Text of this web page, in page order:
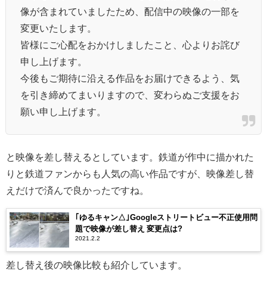
像が含まれていましたため、配信中の映像の一部を
変更いたします。
皆様にご心配をおかけしましたこと、心よりお詫び
申し上げます。
今後もご期待に沿える作品をお届けできるよう、気
を引き締めてまいりますので、変わらぬご支援をお
願い申し上げます。
と映像を差し替えるとしています。鉄道が作中に描かれた
りと鉄道ファンからも人気の高い作品ですが、映像差し替
えだけで済んで良かったですね。
｢ゆるキャン△｣Googleストリートビュー不正使用問
題で映像が差し替え 変更点は?
2021.2.2
差し替え後の映像比較も紹介しています。